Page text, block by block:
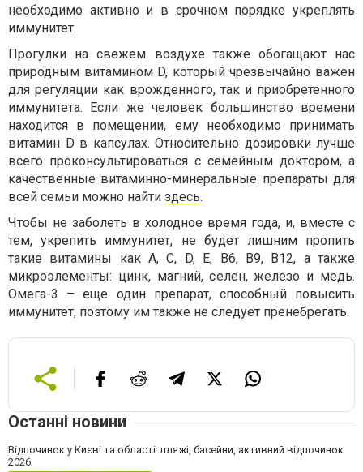
необходимо активно и в срочном порядке укреплять
иммунитет.
Прогулки на свежем воздухе также обогащают нас
природным витамином D, который чрезвычайно важен
для регуляции как врожденного, так и приобретенного
иммунитета. Если же человек большинство времени
находится в помещении, ему необходимо принимать
витамин D в капсулах. Относительно дозировки лучше
всего проконсультироваться с семейным доктором, а
качественные витаминно-минеральные препараты для
всей семьи можно найти здесь.
Чтобы не заболеть в холодное время года, и, вместе с
тем, укрепить иммунитет, не будет лишним пропить
такие витамины как А, С, D, Е, В6, В9, В12, а также
микроэлементы: цинк, магний, селен, железо и медь.
Омега-3 – еще один препарат, способный повысить
иммунитет, поэтому им также не следует пренебрегать.
Останні новини
Відпочинок у Києві та області: пляжі, басейни, активний відпочинок
2026